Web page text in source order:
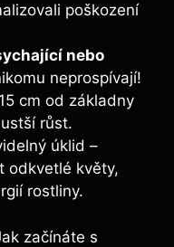
poškození
nebo
neprospívají!
cm od základny
růst.
úklid –
odkvetlé květy,
rostliny.
začínáte s